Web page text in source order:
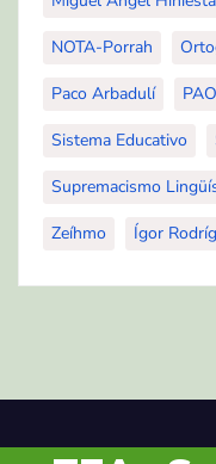
NOTA-Porrah
Paco Arbadulí PAO
Sistema Educativo
Supremacismo
Zeíhmo Ígor